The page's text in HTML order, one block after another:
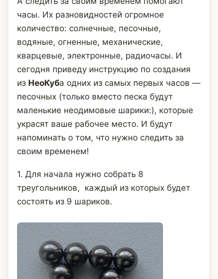
часы. Их разновидностей огромное
количество: солнечные, песочные,
водяные, огненные, механические,
кварцевые, электронные, радиочасы. И
сегодня приведу инструкцию по создания
из НеоКуба одних из самых первых часов —
песочных (только вместо песка будут
маленькие неодимовые шарики:), которые
украсят ваше рабочее место. И будут
напоминать о том, что нужно следить за
своим временем!
1. Для начала нужно собрать 8
треугольников, каждый из которых будет
состоять из 9 шариков.